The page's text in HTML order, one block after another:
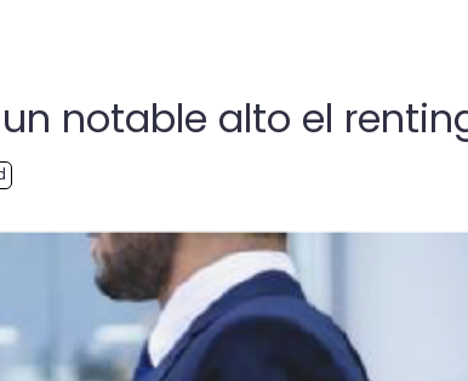
notable alto el